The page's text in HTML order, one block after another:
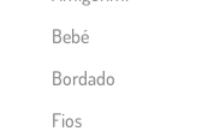
Bebé
Bordado
Fios